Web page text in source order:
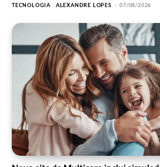
TECNOLOGIA ALEXANDRE LOPES - 07/08/2026